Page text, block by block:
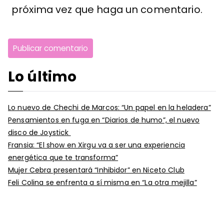
próxima vez que haga un comentario.
Lo último
Lo nuevo de Chechi de Marcos: “Un papel en la heladera”
Pensamientos en fuga en “Diarios de humo”, el nuevo
disco de Joystick
Fransia: “El show en Xirgu va a ser una experiencia
energética que te transforma”
Mujer Cebra presentará “Inhibidor” en Niceto Club
Feli Colina se enfrenta a sí misma en “La otra mejilla”